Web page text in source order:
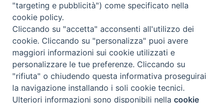
Termini e Condizioni
Informativa per il trattamento dei dati personali
Cookie Policy
Preferenze Cookie
"targeting e pubblicità") come specificato nella
cookie policy.
Cliccando su "accetta" acconsenti all'utilizzo dei
cookie. Cliccando su "personalizza" puoi avere
maggiori informazioni sui cookie utilizzati e
personalizzare le tue preferenze. Cliccando su
"rifiuta" o chiudendo questa informativa proseguirai
la navigazione installando i soli cookie tecnici.
Ulteriori informazioni sono disponibili nellacookie